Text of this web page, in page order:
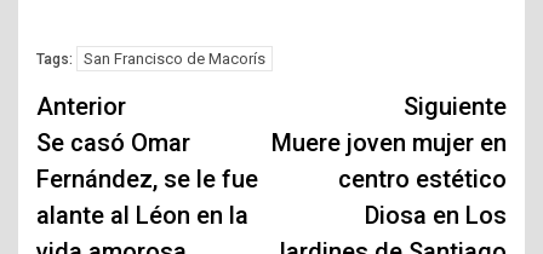
Tags: San Francisco de Macorís
Navegación
de
entradas
Anterior
Se casó Omar
Fernández, se le fue
alante al Léon en la
Siguiente
Muere joven mujer en
centro estético
Diosa en Los